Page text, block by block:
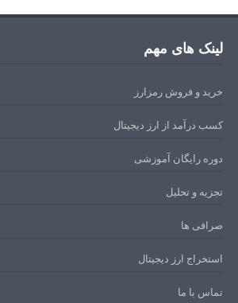
لینک های مهم
خرید و فروش رمزارز
کسب درآمد از ارز دیجیتال
دوره رایگان آموزشی
تجزیه و تحلیل
صرافی ها
استخراج ارز دیجیتال
تماس با ما